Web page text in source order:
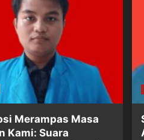
Merampas Masa
Kami: Suara